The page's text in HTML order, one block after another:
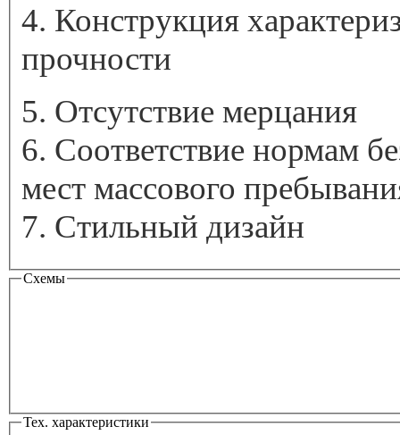
4. Конструкция
прочности
5. Отсутствие мерцания
6. Соответствие нормам
мест массового
7. Стильный дизайн
Схемы
Тех. характеристики